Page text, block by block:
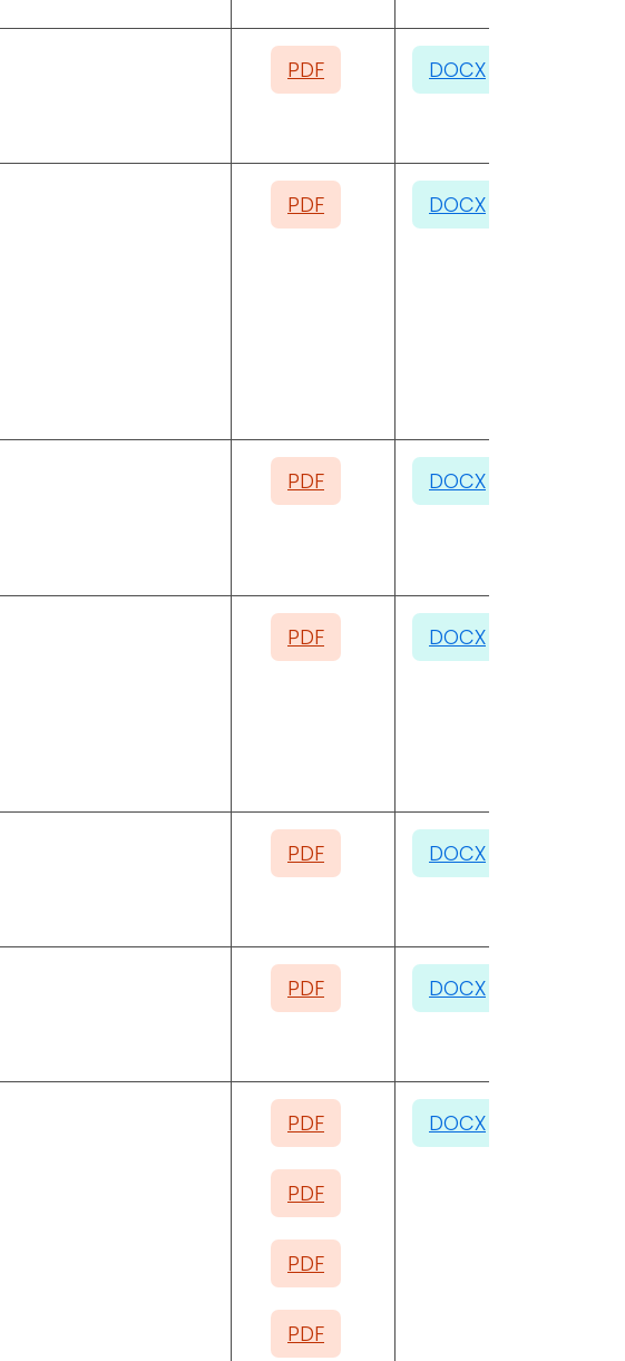
PDF DOCX
PDF DOCX
PDF DOCX
PDF DOCX
PDF DOCX
PDF DOCX
PDF
PDF
PDF
PDF
DOCX